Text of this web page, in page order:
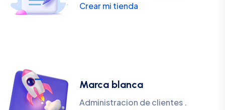
Crear mi tienda
Marca blanca
Administracion de clientes .